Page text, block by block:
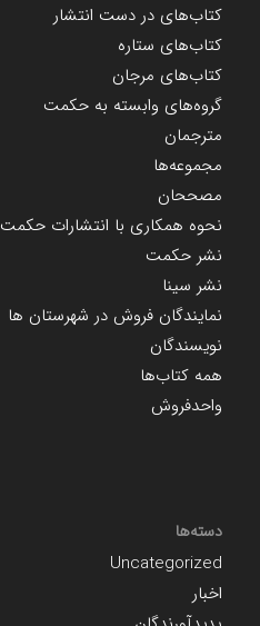
کتاب‌های در دست انتشار
کتاب‌های ستاره
کتاب‌های مرجان
گروه‌های وابسته به حکمت
مترجمان
مجموعه‌ها
مصححان
نحوه همکاری با انتشارات حکمت
نشر حکمت
نشر سینا
نمایندگان فروش در شهرستان ها
نویسندگان
همه کتاب‌ها
واحدفروش
دسته‌ها
Uncategorized
اخبار